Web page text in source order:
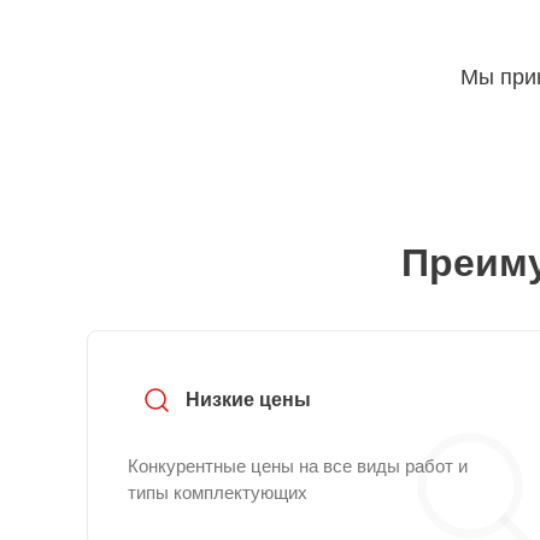
Мы
Низкие цены
Конкурентные цены на все виды работ и
типы комплектующих